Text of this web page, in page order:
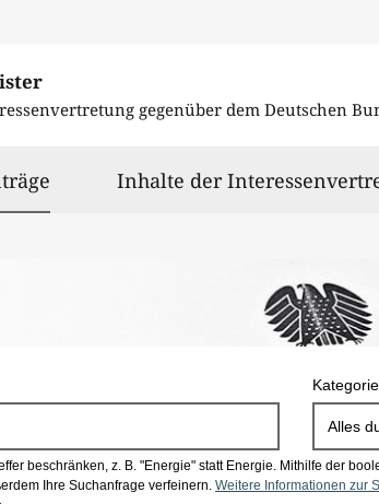
gegenüber dem Deutschen
ausgewähltInhalte der
Alles
beschränken, z. B. "Energie" statt Energie. Mithilfe der
Ihre Suchanfrage verfeinern. Weitere Informationen zur